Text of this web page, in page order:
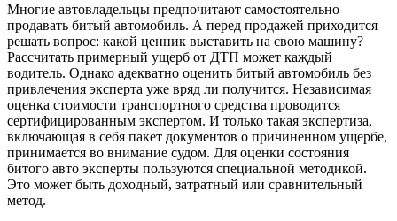
Многие автовладельцы предпочитают самостоятельно
продавать битый автомобиль. А перед продажей приходится
решать вопрос: какой ценник выставить на свою машину?
Рассчитать примерный ущерб от ДТП может каждый
водитель. Однако адекватно оценить битый автомобиль без
привлечения эксперта уже вряд ли получится. Независимая
оценка стоимости транспортного средства проводится
сертифицированным экспертом. И только такая экспертиза,
включающая в себя пакет документов о причиненном ущербе,
принимается во внимание судом. Для оценки состояния
битого авто эксперты пользуются специальной методикой.
Это может быть доходный, затратный или сравнительный
метод.